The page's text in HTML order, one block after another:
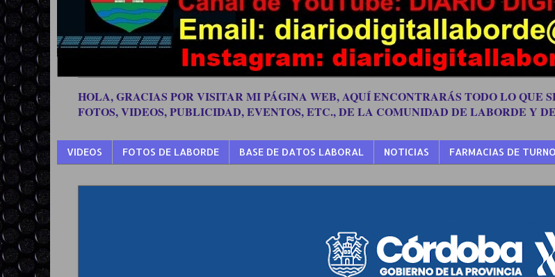
HOLA, GRACIAS POR VISITAR MI PÁGINA WEB, AQUÍ ENCONTRARÁS TODO LO QUE
FOTOS, VIDEOS, PUBLICIDAD, EVENTOS, ETC., DE LA COMUNIDAD DE LABORDE Y
VIDEOS FOTOS DE LABORDE BASE DE DATOS LABORAL NOTICIAS FARMACIAS DE TURNO